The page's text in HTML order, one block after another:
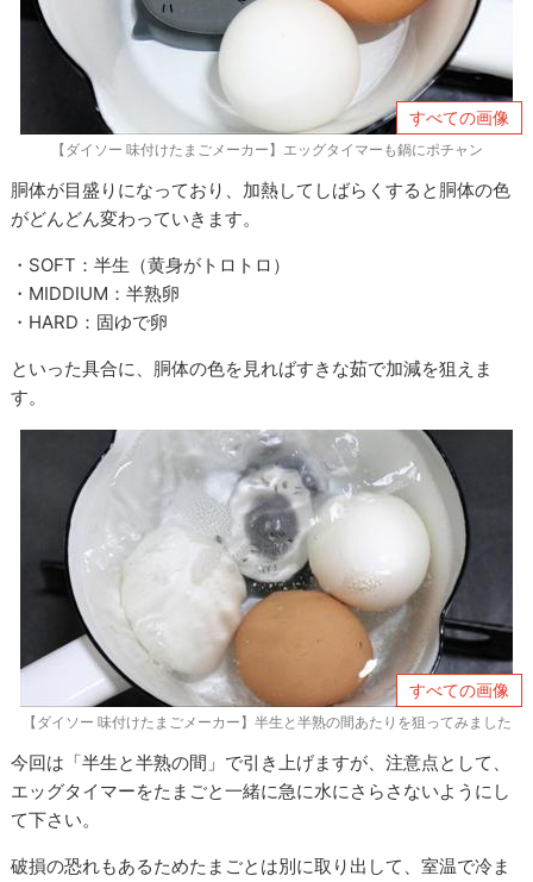
すべての画像
【ダイソー 味付けたまごメーカー】エッグタイマーも鍋にポチャン
胴体が目盛りになっており、加熱してしばらくすると胴体の色
がどんどん変わっていきます。
・SOFT：半生（黄身がトロトロ）
・MIDDIUM：半熟卵
・HARD：固ゆで卵
といった具合に、胴体の色を見ればすきな茹で加減を狙えま
す。
すべての画像
【ダイソー 味付けたまごメーカー】半生と半熟の間あたりを狙ってみました
今回は「半生と半熟の間」で引き上げますが、注意点として、
エッグタイマーをたまごと一緒に急に水にさらさないようにし
て下さい。
破損の恐れもあるためたまごとは別に取り出して、室温で冷ま